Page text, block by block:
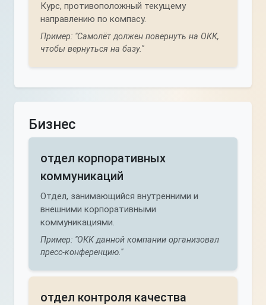
Курс, противоположный текущему
направлению по компасу.
Пример: "Самолёт должен повернуть на ОКК,
чтобы вернуться на базу."
Бизнес
отдел корпоративных
коммуникаций
Отдел, занимающийся внутренними и
внешними корпоративными
коммуникациями.
Пример: "ОКК данной компании организовал
пресс-конференцию."
отдел контроля качества